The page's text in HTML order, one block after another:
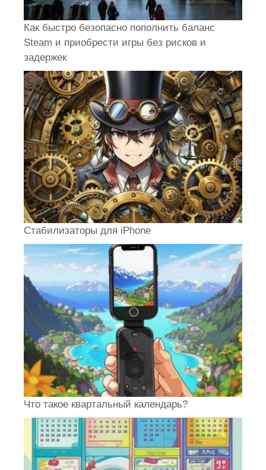
Как быстро безопасно пополнить баланс
Steam и приобрести игры без рисков и
задержек
Стабилизаторы для iPhone
Что такое квартальный календарь?